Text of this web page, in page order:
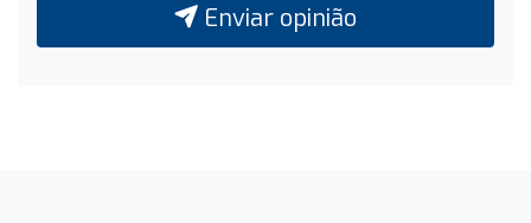
Enviar opinião